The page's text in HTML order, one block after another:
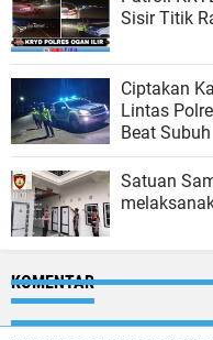
Sisir Titik
Ciptakan
Lintas
Beat Subuh
Satuan
KOMENTAR